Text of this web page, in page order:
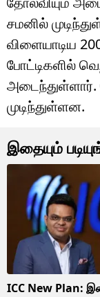
சமனில்
விளையாடிய
போட்டிகளில்
அடைந்துள்ளார்.
முடிந்துள்ளன.
இதையும்
ICC New Plan: